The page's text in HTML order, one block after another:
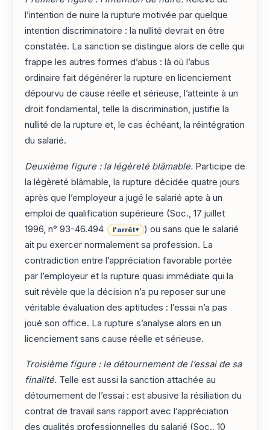
l’intention de nuire la rupture motivée par quelque
intention discriminatoire : la nullité devrait en être
constatée. La sanction se distingue alors de celle qui
frappe les autres formes d’abus : là où l’abus
ordinaire fait dégénérer la rupture en licenciement
dépourvu de cause réelle et sérieuse, l’atteinte à un
droit fondamental, telle la discrimination, justifie la
nullité de la rupture et, le cas échéant, la réintégration
du salarié.
Deuxième figure : la légèreté blâmable. Participe de
la légèreté blâmable, la rupture décidée quatre jours
après que l’employeur a jugé le salarié apte à un
emploi de qualification supérieure (Soc., 17 juillet
1996, n° 93-46.494
l'arrêt▾
) ou sans que le salarié
ait pu exercer normalement sa profession. La
contradiction entre l’appréciation favorable portée
par l’employeur et la rupture quasi immédiate qui la
suit révèle que la décision n’a pu reposer sur une
véritable évaluation des aptitudes : l’essai n’a pas
joué son office. La rupture s’analyse alors en un
licenciement sans cause réelle et sérieuse.
Troisième figure : le détournement de l’essai de sa
finalité. Telle est aussi la sanction attachée au
détournement de l’essai : est abusive la résiliation du
contrat de travail sans rapport avec l’appréciation
des qualités professionnelles du salarié (Soc., 10